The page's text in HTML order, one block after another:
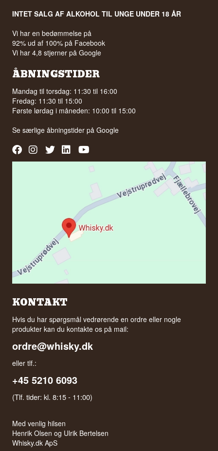
INTET SALG AF ALKOHOL TIL UNGE UNDER 18 ÅR
Vi har en bedømmelse på
92% ud af 100% på Facebook
Vi har 4,8 stjerner på Google
ÅBNINGSTIDER
Mandag til torsdag: 11:30 til 16:00
Fredag: 11:30 til 15:00
Første lørdag i måneden: 10:00 til 15:00
Se særlige åbningstider påGoogle
KONTAKT
Hvis du har spørgsmål vedrørende en ordre eller nogle
produkter kan du kontakte os på mail:
ordre@whisky.dk
eller tlf.:
+45 5210 6093
(Tlf. tider: kl. 8:15 - 11:00)
Med venlig hilsen
Henrik Olsen og Ulrik Bertelsen
Whisky.dk ApS